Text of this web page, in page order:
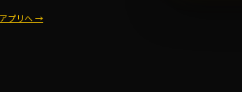
アプリへ →